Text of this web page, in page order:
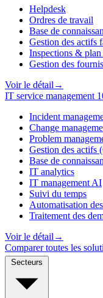
Helpdesk
Ordres de travail
Base de
Gestion des actifs
Inspections & plan
Gestion des
Voir le détail →
IT service management
Incident
Change
Problem
Gestion des actifs
Base de
IT analytics
IT management AI
Suivi du temps
Automatisation
Traitement des
Voir le détail →
Comparer toutes les